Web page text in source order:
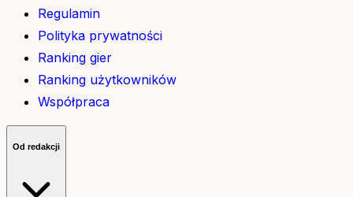
Regulamin
Polityka prywatności
Ranking gier
Ranking użytkowników
Współpraca
Od redakcji